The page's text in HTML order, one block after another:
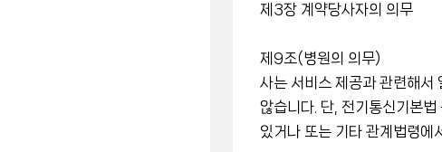
제3장 계약당사자의 의무
제9조(병원의 의무)
사는 서비스 제공과 관련해서
않습니다. 단, 전기통신기본
있거나 또는 기타 관계법령에